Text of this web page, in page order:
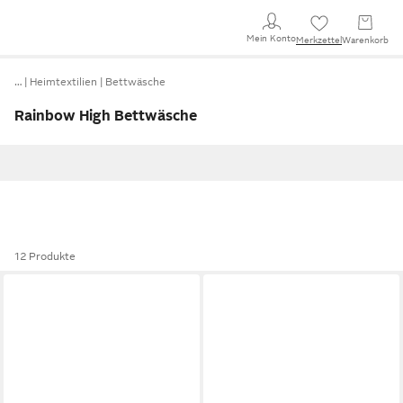
Mein KontoMerkzettel Warenkorb
… Heimtextilien Bettwäsche
Rainbow High Bettwäsche
12 Produkte